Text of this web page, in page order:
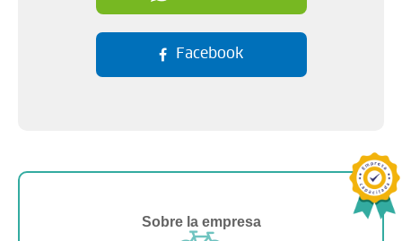
Facebook
Sobre la empresa